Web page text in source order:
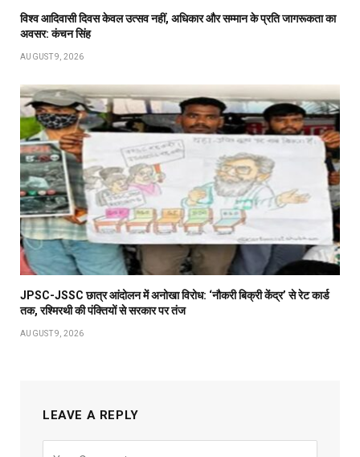
विश्व आदिवासी दिवस केवल उत्सव नहीं, अधिकार और सम्मान के प्रति जागरूकता का
अवसर: कंचन सिंह
AUGUST 9, 2026
JPSC-JSSC छात्र आंदोलन में अनोखा विरोध: ‘नौकरी बिक्री केंद्र’ से रेट कार्ड
तक, रश्मिरथी की पंक्तियों से सरकार पर तंज
AUGUST 9, 2026
LEAVE A REPLY